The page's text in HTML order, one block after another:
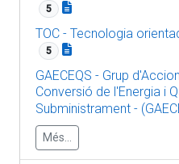
5
TOC - Tecnologia
5
GAECEQS - Grup
Conversió de l'Energia i
Subministrament -
Més...